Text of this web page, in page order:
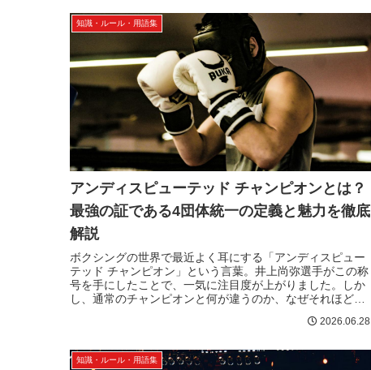
知識・ルール・用語集
アンディスピューテッド チャンピオンとは？
最強の証である4団体統一の定義と魅力を徹底
解説
ボクシングの世界で最近よく耳にする「アンディスピュー
テッド チャンピオン」という言葉。井上尚弥選手がこの称
号を手にしたことで、一気に注目度が上がりました。しか
し、通常のチャンピオンと何が違うのか、なぜそれほどま
2026.06.28
知識・ルール・用語集